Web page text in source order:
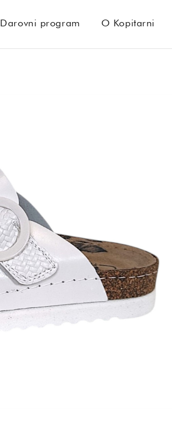
Darovni program O Kopitarni